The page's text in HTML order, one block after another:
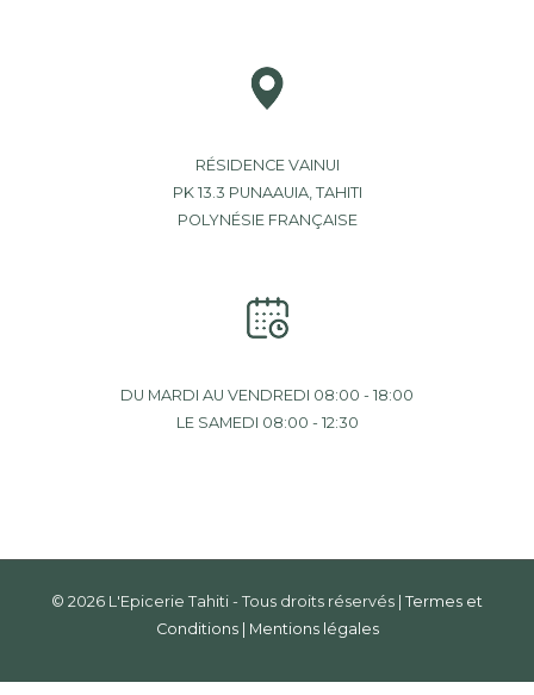
RÉSIDENCE VAINUI
PK 13.3 PUNAAUIA, TAHITI
POLYNÉSIE FRANÇAISE
DU MARDI AU VENDREDI 08:00 - 18:00
LE SAMEDI 08:00 - 12:30
© 2026 L'Epicerie Tahiti - Tous droits réservés | Termes et
Conditions| Mentions légales